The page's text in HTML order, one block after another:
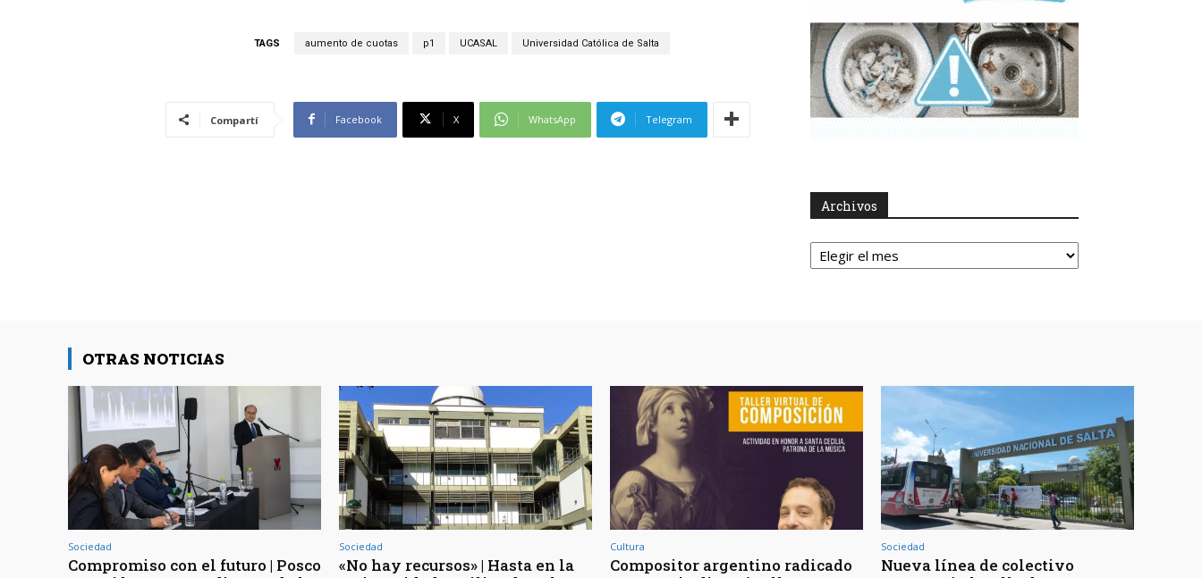
TAGS aumento de cuotas p1 UCASAL Universidad Católica de Salta
Compartí Facebook X WhatsApp Telegram
Archivos
Archivos
OTRAS NOTICIAS
Sociedad
Compromiso con el futuro | Posco
Sociedad
«No hay recursos» | Hasta en la
Cultura
Compositor argentino radicado
Sociedad
Nueva línea de colectivo